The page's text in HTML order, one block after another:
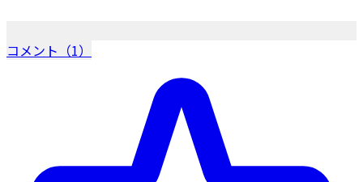
コメント（1）